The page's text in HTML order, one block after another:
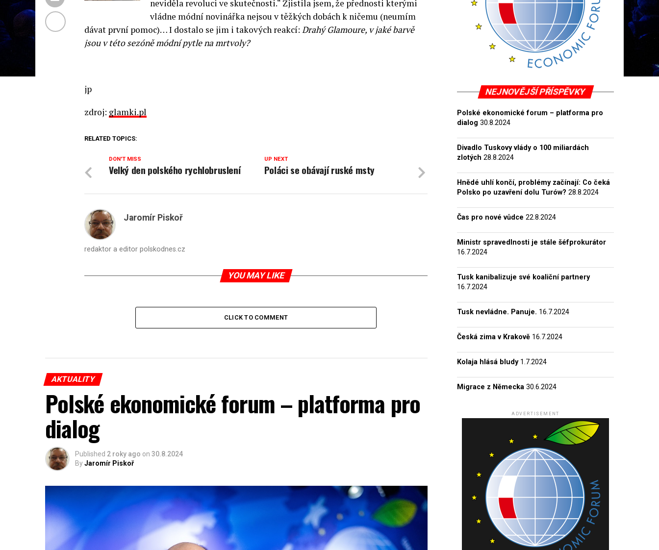
neviděla revoluci ve skutečnosti.“ Zjistila jsem, že přednosti kterými
vládne módní novinářka nejsou v těžkých dobách k ničemu (neumím
dávat první pomoc)… I dostalo se jim i takových reakcí: Drahý Glamoure, v jaké barvě
jsou v této sezóně módní pytle na mrtvoly?
jp
zdroj: glamki.pl
RELATED TOPICS:
UP NEXT
Poláci se obávají ruské msty
DON'T MISS
Velký den polského rychlobruslení
Jaromír Piskoř
redaktor a editor polskodnes.cz
YOU MAY LIKE
CLICK TO COMMENT
AKTUALITY
Polské ekonomické forum – platforma pro
dialog
Published 2 roky ago on 30.8.2024
ByJaromír Piskoř
NEJNOVĚJŠÍ PŘÍSPĚVKY
Polské ekonomické forum – platforma pro
dialog 30.8.2024
Divadlo Tuskovy vlády o 100 miliardách
zlotých 28.8.2024
Hnědé uhlí končí, problémy začínají: Co čeká
Polsko po uzavření dolu Turów? 28.8.2024
Čas pro nové vůdce 22.8.2024
Ministr spravedlnosti je stále šéfprokurátor
16.7.2024
Tusk kanibalizuje své koaliční partnery
16.7.2024
Tusk nevládne. Panuje. 16.7.2024
Česká zima v Krakově 16.7.2024
Kolaja hlásá bludy 1.7.2024
Migrace z Německa 30.6.2024
ADVERTISEMENT